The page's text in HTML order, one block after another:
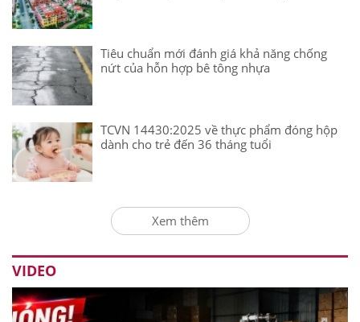
Tiêu chuẩn mới đánh giá khả năng chống
nứt của hỗn hợp bê tông nhựa
TCVN 14430:2025 về thực phẩm đóng hộp
dành cho trẻ đến 36 tháng tuổi
Xem thêm
VIDEO